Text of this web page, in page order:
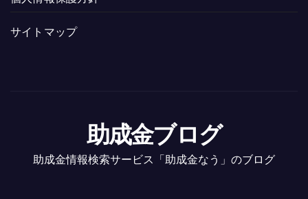
サイトマップ
助成金ブログ
助成金情報検索サービス「助成金なう」のブログ